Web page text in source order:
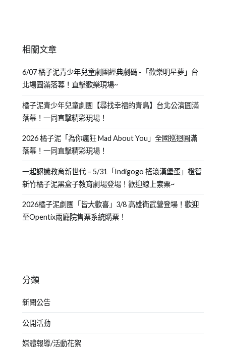
相關文章
6/07 橘子泥青少年兒童劇團經典劇碼 -「歡樂明星夢」台
北場圓滿落幕！直擊歡樂現場~
橘子泥青少年兒童劇團【尋找幸福的青鳥】台北公演圓滿
落幕！一同直擊精彩現場！
2026 橘子泥「為你瘋狂 Mad About You」全國巡迴圓滿
落幕！一同直擊精彩現場！
一起認識教育新世代 – 5/31「Indigogo 搖滾漢堡蛋」橙智
新竹橘子泥黑盒子教育劇場登場！歡迎線上索票~
2026橘子泥劇團「皆大歡喜」3/8 高雄衛武營登場！歡迎
至Opentix兩廳院售票系統購票！
分類
新聞公告
公開活動
媒體報導/活動花絮